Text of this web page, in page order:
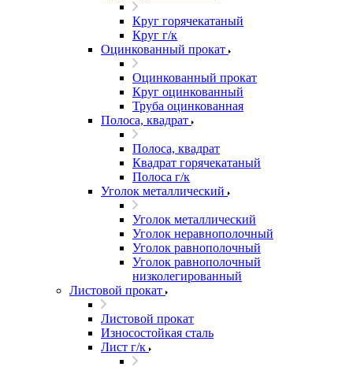
Круг горячекатаный
Круг г/к
Оцинкованный прокат
Оцинкованный прокат
Круг оцинкованный
Труба оцинкованная
Полоса, квадрат
Полоса, квадрат
Квадрат горячекатаный
Полоса г/к
Уголок металлический
Уголок металлический
Уголок неравнополочный
Уголок равнополочный
Уголок равнополочный
низколегированный
Листовой прокат
Листовой прокат
Износостойкая сталь
Лист г/к